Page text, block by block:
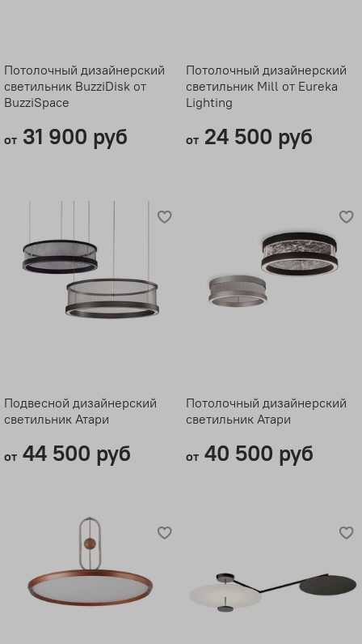
Потолочный дизайнерский
светильник BuzziDisk от
BuzziSpace
от31 900 руб
Потолочный дизайнерский
светильник Mill от Eureka
Lighting
от24 500 руб
Подвесной дизайнерский
светильник Атари
от44 500 руб
Потолочный дизайнерский
светильник Атари
от40 500 руб